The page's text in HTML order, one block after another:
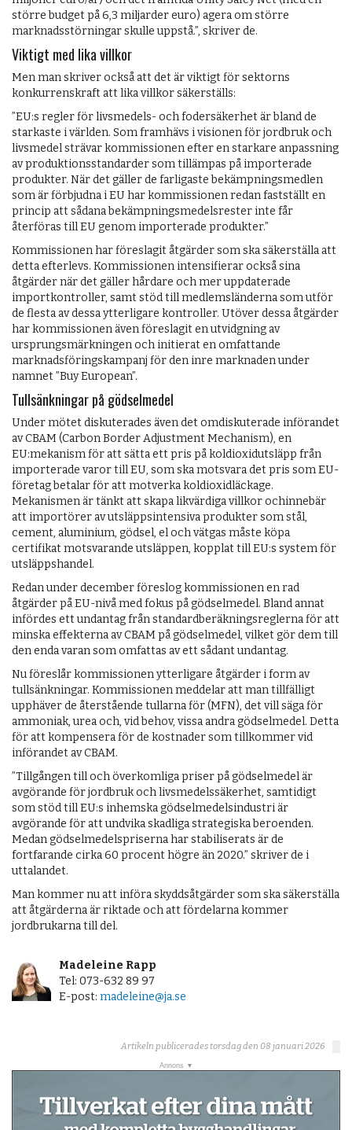
större budget på 6,3 miljarder euro) agera om större
marknadsstörningar skulle uppstå.”, skriver de.
Viktigt med lika villkor
Men man skriver också att det är viktigt för sektorns
konkurrenskraft att lika villkor säkerställs:
”EU:s regler för livsmedels- och fodersäkerhet är bland de
starkaste i världen. Som framhävs i visionen för jordbruk och
livsmedel strävar kommissionen efter en starkare anpassning
av produktionsstandarder som tillämpas på importerade
produkter. När det gäller de farligaste bekämpningsmedlen
som är förbjudna i EU har kommissionen redan fastställt en
princip att sådana bekämpningsmedelsrester inte får
återföras till EU genom importerade produkter.”
Kommissionen har föreslagit åtgärder som ska säkerställa att
detta efterlevs. Kommissionen intensifierar också sina
åtgärder när det gäller hårdare och mer uppdaterade
importkontroller, samt stöd till medlemsländerna som utför
de flesta av dessa ytterligare kontroller. Utöver dessa åtgärder
har kommissionen även föreslagit en utvidgning av
ursprungsmärkningen och initierat en omfattande
marknadsföringskampanj för den inre marknaden under
namnet ”Buy European”.
Tullsänkningar på gödselmedel
Under mötet diskuterades även det omdiskuterade införandet
av CBAM (Carbon Border Adjustment Mechanism), en
EU:mekanism för att sätta ett pris på koldioxidutsläpp från
importerade varor till EU, som ska motsvara det pris som EU-
företag betalar för att motverka koldioxidläckage.
Mekanismen är tänkt att skapa likvärdiga villkor ochinnebär
att importörer av utsläppsintensiva produkter som stål,
cement, aluminium, gödsel, el och vätgas måste köpa
certifikat motsvarande utsläppen, kopplat till EU:s system för
utsläppshandel.
Redan under december föreslog kommissionen en rad
åtgärder på EU-nivå med fokus på gödselmedel. Bland annat
infördes ett undantag från standardberäkningsreglerna för att
minska effekterna av CBAM på gödselmedel, vilket gör dem till
den enda varan som omfattas av ett sådant undantag.
Nu föreslår kommissionen ytterligare åtgärder i form av
tullsänkningar. Kommissionen meddelar att man tillfälligt
upphäver de återstående tullarna för (MFN), det vill säga för
ammoniak, urea och, vid behov, vissa andra gödselmedel. Detta
för att kompensera för de kostnader som tillkommer vid
införandet av CBAM.
”Tillgången till och överkomliga priser på gödselmedel är
avgörande för jordbruk och livsmedelssäkerhet, samtidigt
som stöd till EU:s inhemska gödselmedelsindustri är
avgörande för att undvika skadliga strategiska beroenden.
Medan gödselmedelspriserna har stabiliserats är de
fortfarande cirka 60 procent högre än 2020.” skriver de i
uttalandet.
Man kommer nu att införa skyddsåtgärder som ska säkerställa
att åtgärderna är riktade och att fördelarna kommer
jordbrukarna till del.
Madeleine Rapp
Tel: 073-632 89 97
E-post: madeleine@ja.se
Artikeln publicerades torsdag den 08 januari 2026